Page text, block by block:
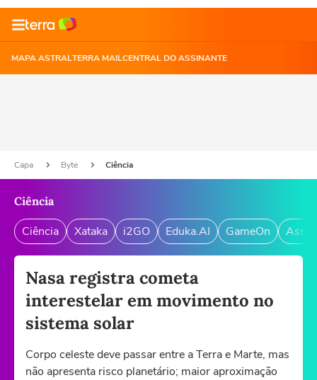
MAPA ASTRALTERRA MAILCENTRAL DO ASSINANTE
Capa Byte Ciência
Ciência
Ciência Xataka i2GO Eduka.AI GameOn
Nasa registra cometa
interestelar em movimento no
sistema solar
Corpo celeste deve passar entre a Terra e Marte, mas
não apresenta risco planetário; maior aproximação